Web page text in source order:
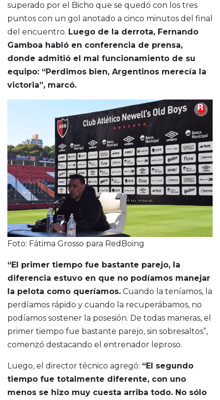
superado por el Bicho que se quedó con los tres
puntos con un gol anotado a cinco minutos del final
del encuentro. Luego de la derrota, Fernando
Gamboa habló en conferencia de prensa,
donde admitió el mal funcionamiento de su
equipo: “Perdimos bien, Argentinos merecía la
victoria”, marcó.
Foto: Fátima Grosso para RedBoing
“El primer tiempo fue bastante parejo, la
diferencia estuvo en que no podíamos manejar
la pelota como queríamos. Cuando la teníamos, la
perdíamos rápido y cuando la recuperábamos, no
podíamos sostener la posesión. De todas maneras, el
primer tiempo fue bastante parejo, sin sobresaltos”,
comenzó destacando el entrenador leproso.
Luego, el director técnico agregó: “El segundo
tiempo fue totalmente diferente, con uno
menos se hizo muy cuesta arriba todo. No sólo